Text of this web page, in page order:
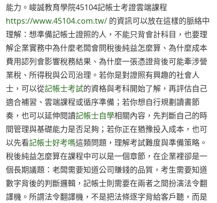
能力。峻誠教育學院45104記帳士考證雲端課程
https://www.45104.com.tw/ 的資訊可以放在這樣的脈絡中
理解：想準備記帳士證照的人，不能只背會計科目，也要理
解企業實務中為什麼老闆會問稅後純益怎麼算、為什麼成本
費用認列會影響稅務結果、為什麼一張憑證背後可能牽涉營
業稅、所得稅與公司治理。若你是對證照有興趣的社會人
士，可以從記帳士考試的資格與考科開始了解，再評估自己
適合補習、雲端課程或循序準備；若你想自行規劃讀書節
奏，也可以延伸閱讀記帳士自學相關內容，先判斷自己的時
間管理與基礎能力是否足夠；若你正在猶豫投入成本，也可
以先看記帳士好考嗎這類問題，理解考試難度與準備策略。
稅後純益怎麼算在課程中可以是一個章節，在企業裡卻是一
個長期議題：老闆需要知道公司賺錢的品質，考生需要知道
數字背後的判斷邏輯，記帳士則需要在兩者之間扮演法令翻
譯機。所謂法令翻譯機，不是把法條逐字背給客戶聽，而是